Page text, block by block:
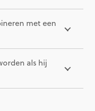
met een
als hij